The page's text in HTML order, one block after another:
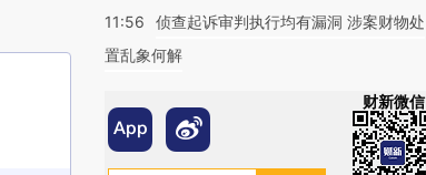
11:56
侦查起诉审判执行均有漏洞 涉案财物处
置乱象何解
财新微信